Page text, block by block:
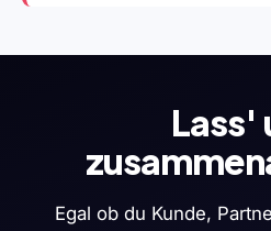
Lass'
Egal ob du Kunde,